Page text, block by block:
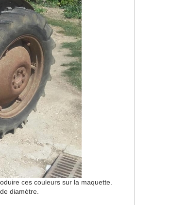
ces couleurs sur la maquette.
diamètre.